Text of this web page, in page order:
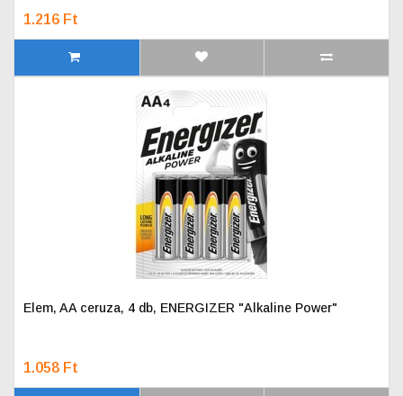
1.216 Ft
Elem, AA ceruza, 4 db, ENERGIZER "Alkaline Power"
1.058 Ft